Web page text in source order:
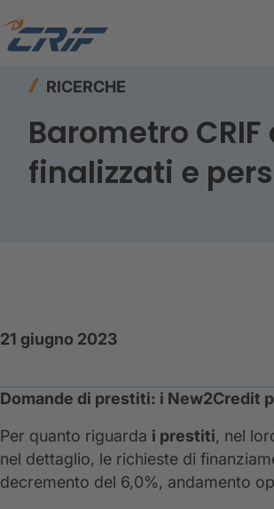
Home
RICERCHE
Barometro
finalizzati e
21 giugno 2023
Domande di prestiti: i New2Credit
Per quanto riguarda i prestiti, nel
nel dettaglio, le richieste di
decremento del 6,0%, andamento